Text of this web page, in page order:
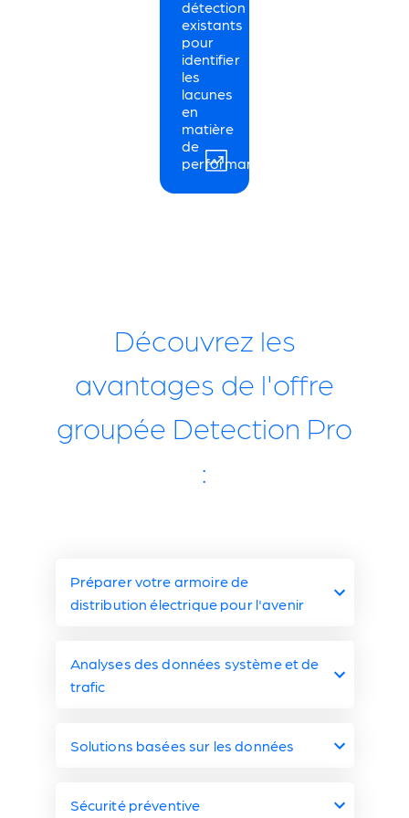
détection
existants
pour
identifier
les
lacunes
en
matière
de
performance.
Découvrez les
avantages de l'offre
groupée Detection Pro
:
Préparer votre armoire de
distribution électrique pour l'avenir
Assurez la pérennité de
votre armoire de trafic
avec Miovision
Analyses des données système et de
trafic
Examen du système
Solutions basées sur les données
Utilisation de solutions
Sécurité préventive